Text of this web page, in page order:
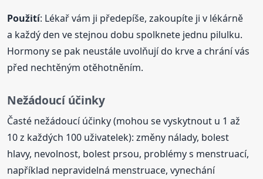
Použití: Lékař vám ji předepíše, zakoupíte ji v lékárně
a každý den ve stejnou dobu spolknete jednu pilulku.
Hormony se pak neustále uvolňují do krve a chrání vás
před nechtěným otěhotněním.
Nežádoucí účinky
Časté nežádoucí účinky (mohou se vyskytnout u 1 až
10 z každých 100 uživatelek): změny nálady, bolest
hlavy, nevolnost, bolest prsou, problémy s menstruací,
například nepravidelná menstruace, vynechání